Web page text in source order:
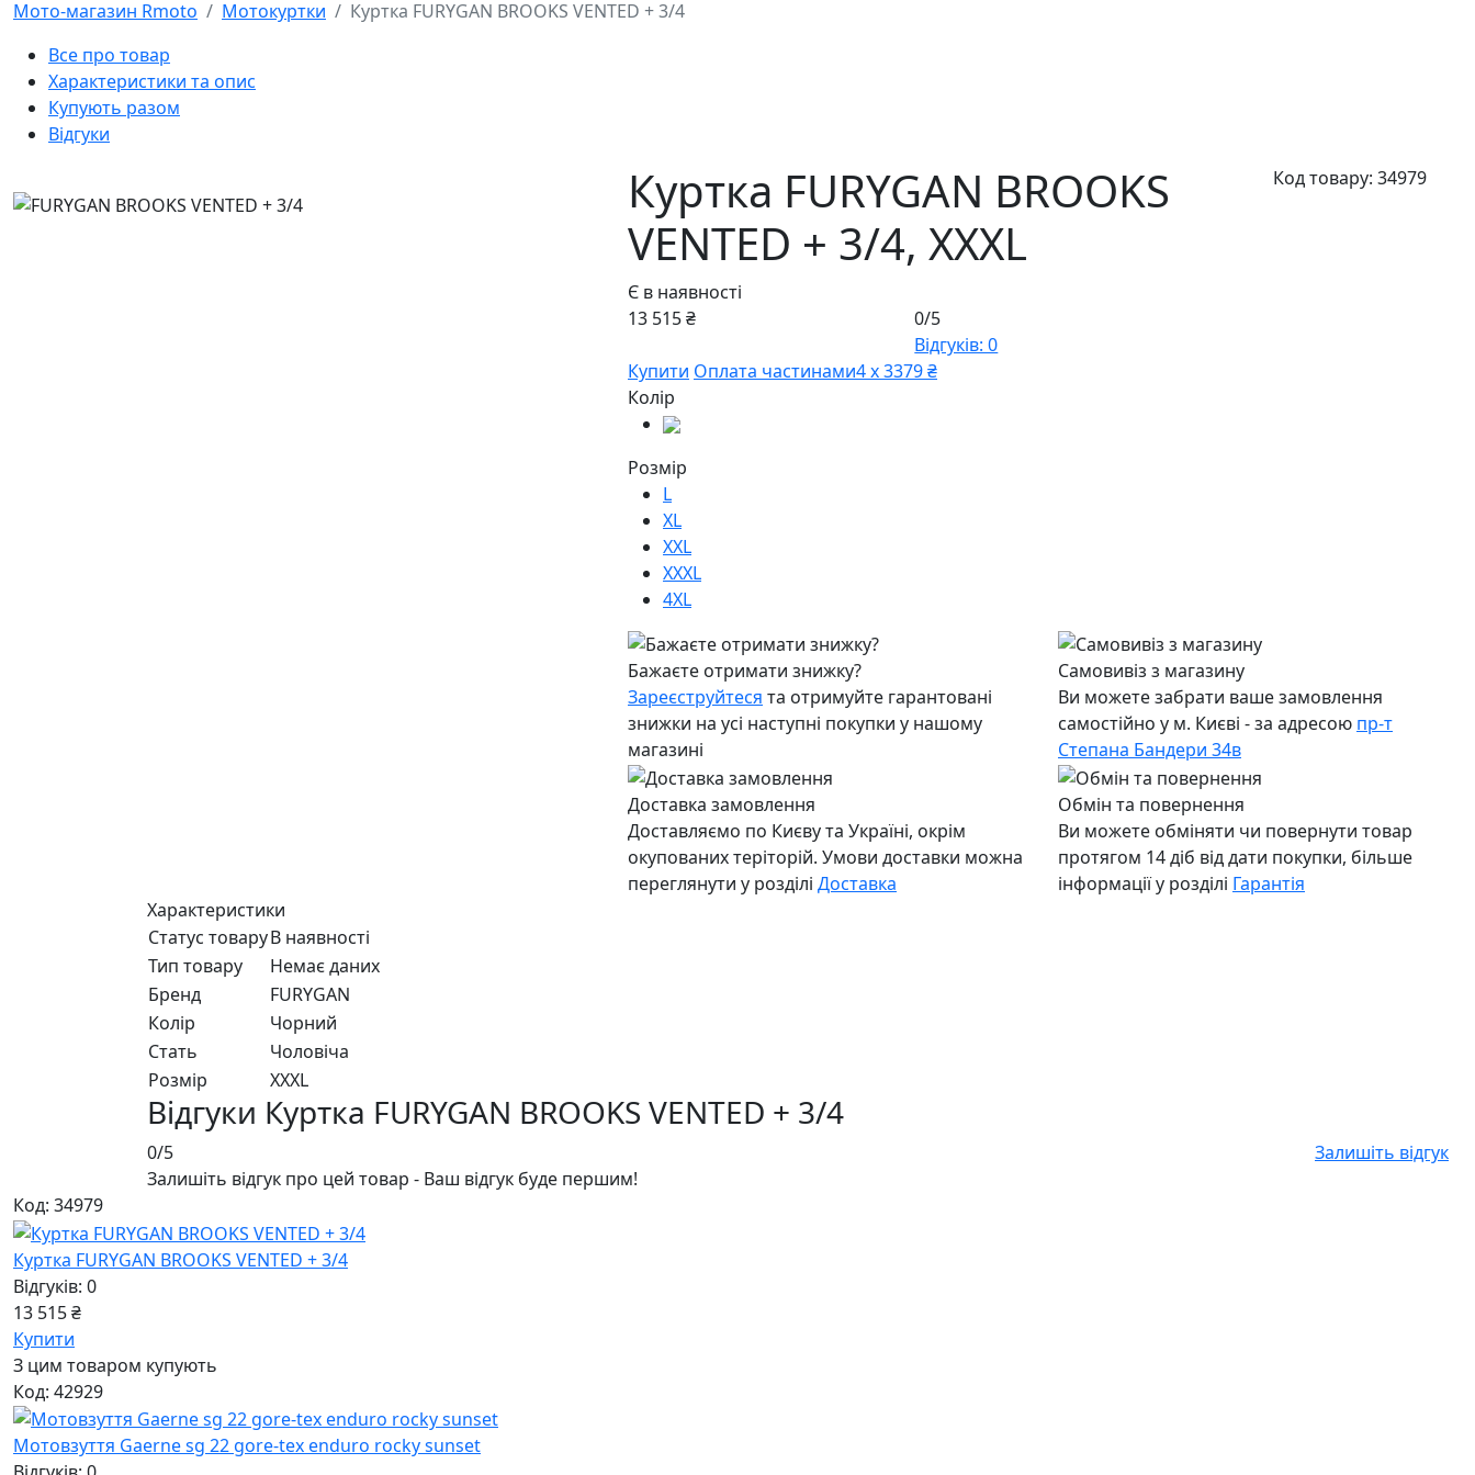
Мото-магазин Rmoto
Мотокуртки
Куртка FURYGAN BROOKS VENTED + 3/4
Все про товар
Характеристики та опис
Купують разом
Відгуки
Куртка FURYGAN BROOKS
VENTED + 3/4, XXXL
Є в наявності
Код товару: 34979
13 515 ₴
0/5
Відгуків: 0
Купити Оплата частинами4 х 3379 ₴
Колір
Розмір
L
XL
XXL
XXXL
4XL
Бажаєте отримати знижку?
Зареєструйтеся та отримуйте гарантовані
знижки на усі наступні покупки у нашому
магазині
Самовивіз з магазину
Ви можете забрати ваше замовлення
самостійно у м. Києві - за адресою пр-т
Степана Бандери 34в
Доставка замовлення
Доставляємо по Києву та Україні, окрім
окупованих теріторій. Умови доставки можна
переглянути у розділі Доставка
Обмін та повернення
Ви можете обміняти чи повернути товар
протягом 14 діб від дати покупки, більше
інформації у розділі Гарантія
Характеристики
Статус товаруВ наявності
Тип товару
Немає даних
Бренд
FURYGAN
Колір
Чорний
Стать
Чоловiча
Розмір
XXXL
Відгуки Куртка FURYGAN BROOKS VENTED + 3/4
0/5
Залишіть відгук
Залишіть відгук про цей товар - Ваш відгук буде першим!
Код: 34979
Куртка FURYGAN BROOKS VENTED + 3/4
Відгуків: 0
13 515 ₴
Купити
З цим товаром купують
Код: 42929
Мотовзуття Gaerne sg 22 gore-tex enduro rocky sunset